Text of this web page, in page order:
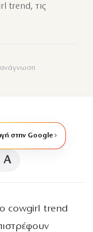
trend, τις
ανάγνωση
στην Google
A
cowgirl trend